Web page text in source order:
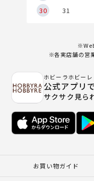
30
31
※各実店舗の営
ホビーラホビーレ
公式アプリ
サクサク見ら
お買い物ガイド